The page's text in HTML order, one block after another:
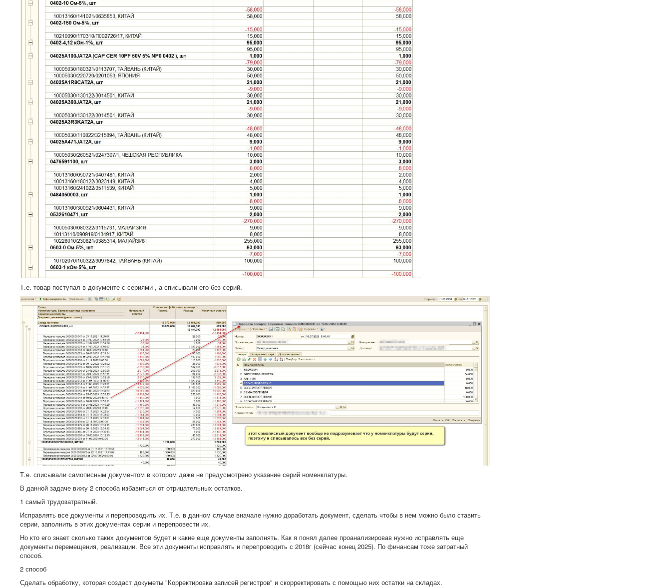
Т.е. товар поступал в документе с сериями , а списывали его без серий.
Т.е. списывали самописным документом в котором даже не предусмотрено указание серий номенклатуры.
В данной задаче вижу 2 способа избавиться от отрицательных остатков.
1 самый трудозатратный.
Исправлять все документы и перепроводить их. Т.е. в данном случае вначале нужно доработать документ, сделать чтобы в нем можно было ставить
серии, заполнить в этих документах серии и перепровести их.
Но кто его знает сколько таких документов будет и какие еще документы заполнять. Как я понял далее проанализировав нужно исправлять еще
документы перемещения, реализации. Все эти документы исправлять и перепроводить с 2018г (сейчас конец 2025). По финансам тоже затратный
способ.
2 способ
Сделать обработку, которая создаст докуметы "Корректировка записей регистров" и скорректировать с помощью них остатки на складах.